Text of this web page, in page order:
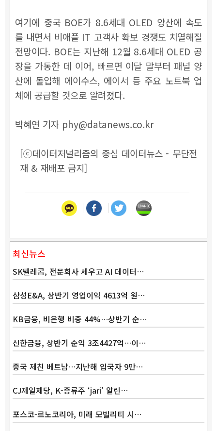
여기에 중국 BOE가 8.6세대 OLED 양산에 속도
를 내면서 비애플 IT 고객사 확보 경쟁도 치열해질
전망이다. BOE는 지난해 12월 8.6세대 OLED 공
장을 가동한 데 이어, 빠르면 이달 말부터 패널 양
산에 돌입해 에이수스, 에이서 등 주요 노트북 업
체에 공급할 것으로 알려졌다.
박혜연 기자 phy@datanews.co.kr
[ⓒ데이터저널리즘의 중심 데이터뉴스 - 무단전
재 & 재배포 금지]
최신뉴스
SK텔레콤, 전문회사 세우고 AI 데이터…
삼성E&A, 상반기 영업이익 4613억 원…
KB금융, 비은행 비중 44%…상반기 순…
신한금융, 상반기 순익 3조4427억…이…
중국 제친 베트남…지난해 입국자 9만…
CJ제일제당, K-증류주 ‘jari’ 알린…
포스코-르노코리아, 미래 모빌리티 시…